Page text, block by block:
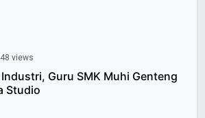
views
Guru SMK Muhi Genteng
Studio